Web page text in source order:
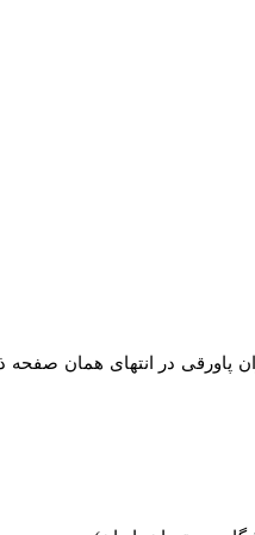
پاورقی در انتهای همان صفحه